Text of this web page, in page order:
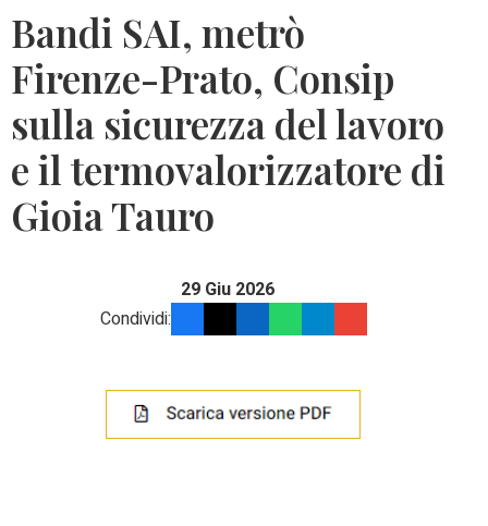
Bandi SAI, metrò
Firenze-Prato, Consip
sulla sicurezza del lavoro
e il termovalorizzatore di
Gioia Tauro
29 Giu 2026
Condividi: